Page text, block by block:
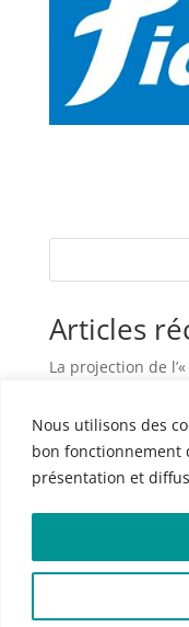
Nous utilisons des
bon fonctionnement
présentation et
Articles
La projection de
murs
L’art d’être parent
Le couple à
Aucun